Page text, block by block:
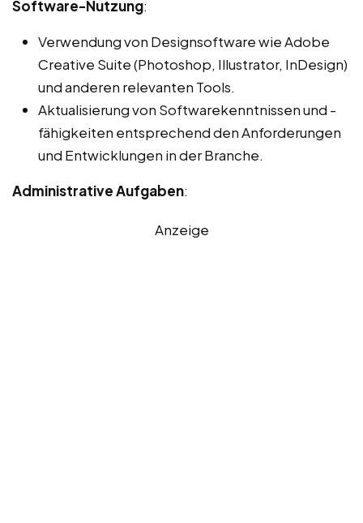
Software-Nutzung:
Verwendung von Designsoftware wie Adobe
Creative Suite (Photoshop, Illustrator, InDesign)
und anderen relevanten Tools.
Aktualisierung von Softwarekenntnissen und -
fähigkeiten entsprechend den Anforderungen
und Entwicklungen in der Branche.
Administrative Aufgaben:
Anzeige